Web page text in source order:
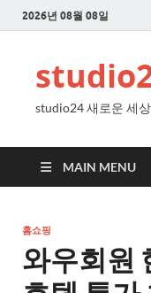
2026년 08월 08일
studio24 새로운 세상
MAIN MENU
홈쇼핑
와우회원